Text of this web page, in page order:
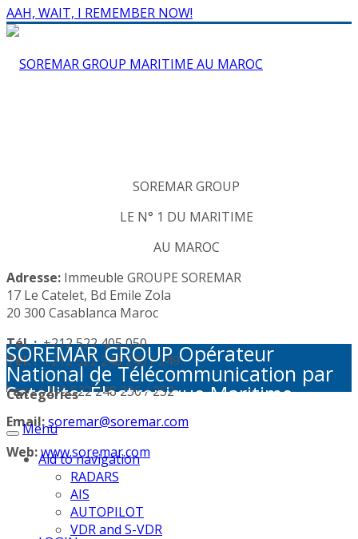
AAH, WAIT, I REMEMBER NOW!
SOREMAR GROUP
LE N° 1 DU MARITIME
AU MAROC
Adresse: Immeuble GROUPE SOREMAR
17 Le Catelet, Bd Emile Zola
20 300 Casablanca Maroc
Tél. :+212 522 405 050
Tél. :+212 522 248 245 / 249
Fax :+212 522 248 236 / 252
Email:soremar@soremar.com
Web:www.soremar.com
SOREMAR GROUP Opérateur
National de Télécommunication par
Satellite: Électronique Maritime -
Activités Portuaires - Plaisance et
Sécurité en Mer - Télécommunication
par Satellite - Défense et sécurité -
Géolocalisation - Visioconférence
Categories
Menu
Aid to navigation
RADARS
AIS
AUTOPILOT
VDR and S-VDR